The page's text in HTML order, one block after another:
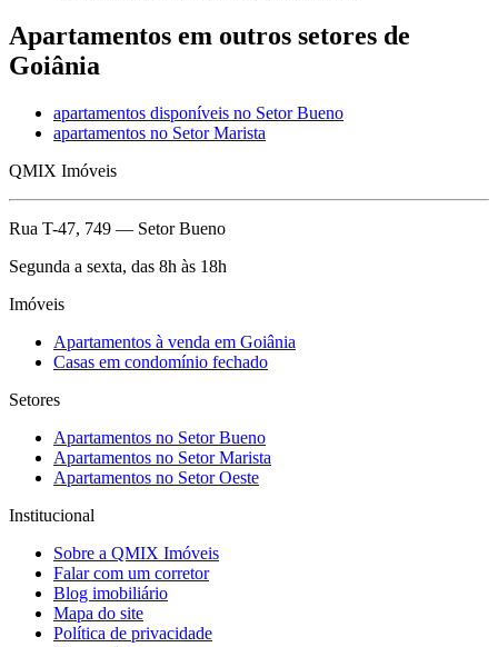
Apartamentos em outros setores de
Goiânia
apartamentos disponíveis no Setor Bueno
apartamentos no Setor Marista
QMIX Imóveis
Rua T-47, 749 — Setor Bueno
Segunda a sexta, das 8h às 18h
Imóveis
Apartamentos à venda em Goiânia
Casas em condomínio fechado
Setores
Apartamentos no Setor Bueno
Apartamentos no Setor Marista
Apartamentos no Setor Oeste
Institucional
Sobre a QMIX Imóveis
Falar com um corretor
Blog imobiliário
Mapa do site
Política de privacidade